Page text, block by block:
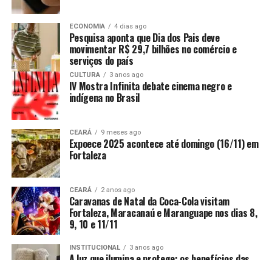
ECONOMIA 4 dias ago
Pesquisa aponta que Dia dos Pais deve
movimentar R$ 29,7 bilhões no comércio e
serviços do país
CULTURA 3 anos ago
IV Mostra Infinita debate cinema negro e
indígena no Brasil
CEARÁ 9 meses ago
Expoece 2025 acontece até domingo (16/11) em
Fortaleza
CEARÁ 2 anos ago
Caravanas de Natal da Coca-Cola visitam
Fortaleza, Maracanaú e Maranguape nos dias 8,
9, 10 e 11/11
INSTITUCIONAL 3 anos ago